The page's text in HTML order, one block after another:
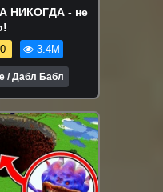
НИКОГДА - не
3.4M
/ Дабл Бабл